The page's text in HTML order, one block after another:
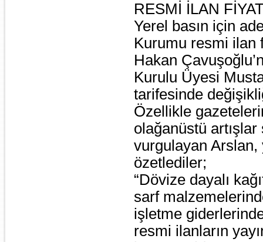
RESMİ İLAN
Yerel basın için
Kurumu resmi ilan
Hakan
Kurulu Üyesi
tarifesinde
Özellikle
olağanüstü
vurgulayan
özetlediler;
“Dövize dayalı
sarf
işletme
resmi ilanların